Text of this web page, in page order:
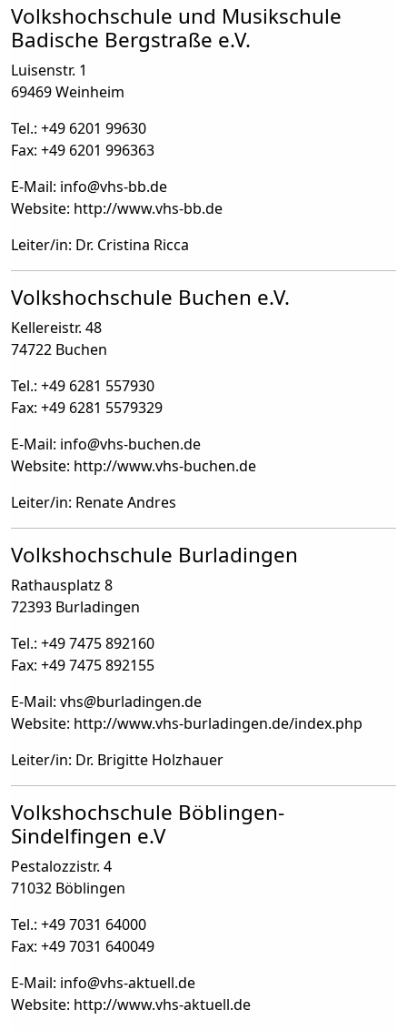
Volkshochschule und Musikschule
Badische Bergstraße e.V.
Luisenstr. 1
69469 Weinheim
Tel.: +49 6201 99630
Fax: +49 6201 996363
E-Mail: info@vhs-bb.de
Website: http://www.vhs-bb.de
Leiter/in: Dr. Cristina Ricca
Volkshochschule Buchen e.V.
Kellereistr. 48
74722 Buchen
Tel.: +49 6281 557930
Fax: +49 6281 5579329
E-Mail: info@vhs-buchen.de
Website: http://www.vhs-buchen.de
Leiter/in: Renate Andres
Volkshochschule Burladingen
Rathausplatz 8
72393 Burladingen
Tel.: +49 7475 892160
Fax: +49 7475 892155
E-Mail: vhs@burladingen.de
Website: http://www.vhs-burladingen.de/index.php
Leiter/in: Dr. Brigitte Holzhauer
Volkshochschule Böblingen-
Sindelfingen e.V
Pestalozzistr. 4
71032 Böblingen
Tel.: +49 7031 64000
Fax: +49 7031 640049
E-Mail: info@vhs-aktuell.de
Website: http://www.vhs-aktuell.de